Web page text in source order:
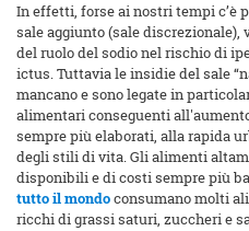
In effetti, forse ai nostri tempi c’è
sale aggiunto (sale discrezionale),
del ruolo del sodio nel rischio di
ictus. Tuttavia le insidie del sale
mancano e sono legate in
alimentari conseguenti
sempre più elaborati, alla rapida
degli stili di vita. Gli alimenti
disponibili e di costi sempre più
tutto il mondoconsumano molti
ricchi di grassi saturi, zuccheri e